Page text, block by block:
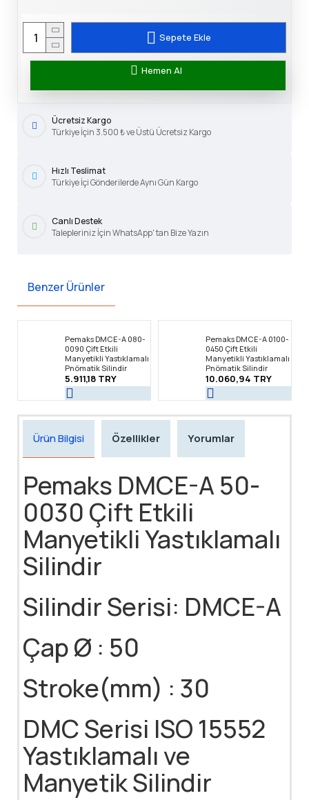
Sepete Ekle
Hemen Al
Ücretsiz Kargo
Türkiye İçin 3.500 ₺ ve Üstü Ücretsiz Kargo
Hızlı Teslimat
Türkiye İçi Gönderilerde Aynı Gün Kargo
Canlı Destek
Talepleriniz İçin WhatsApp' tan Bize Yazın
Benzer Ürünler
Pemaks DMCE-A 080-
0090 Çift Etkili
Manyetikli Yastıklamalı
Pnömatik Silindir
5.911,18 TRY
Pemaks DMCE-A 0100-
0450 Çift Etkili
Manyetikli Yastıklamalı
Pnömatik Silindir
10.060,94 TRY
Ürün Bilgisi Özellikler Yorumlar
Pemaks DMCE-A 50-
0030 Çift Etkili
Manyetikli Yastıklamalı
Silindir
Silindir Serisi: DMCE-A
Çap Ø : 50
Stroke(mm) : 30
DMC Serisi ISO 15552
Yastıklamalı ve
Manyetik Silindir